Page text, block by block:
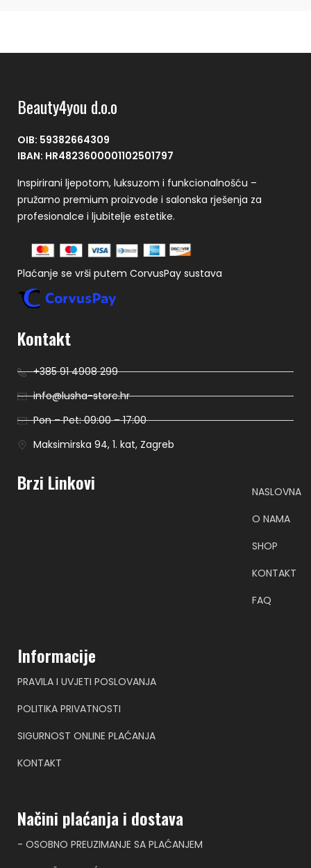
Beauty4you d.o.o
OIB: 59382664309
IBAN: HR4823600001102501797
Inspirirani ljepotom, luksuzom i funkcionalnošću –
pružamo premium proizvode i salonska rješenja za
profesionalce i ljubitelje estetike.
Plaćanje se vrši putem CorvusPay sustava
Kontakt
+385 91 4908 299
info@lusha-store.hr
Pon – Pet: 09:00 – 17:00
Maksimirska 94, 1. kat, Zagreb
Brzi Linkovi
NASLOVNA
O NAMA
SHOP
KONTAKT
FAQ
Informacije
PRAVILA I UVJETI POSLOVANJA
POLITIKA PRIVATNOSTI
SIGURNOST ONLINE PLAĆANJA
KONTAKT
Načini plaćanja i dostava
- OSOBNO PREUZIMANJE SA PLAĆANJEM